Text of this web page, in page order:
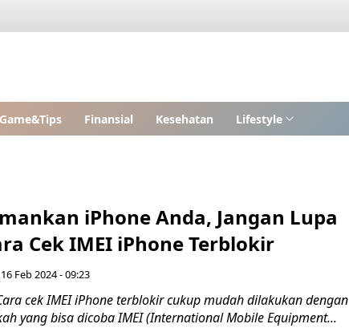
Game&Tips Finansial Kesehatan Lifestyle
iPhone Anda, Jangan Lupa
Cek IMEI iPhone Terblokir
Feb 2024 - 09:23
Cara cek IMEI iPhone terblokir cukup mudah dilakukan dengan
yang bisa dicoba IMEI (International Mobile Equipment...